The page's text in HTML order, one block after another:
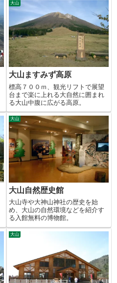
大山
大山ますみず高原
標高７００ｍ、観光リフトで展望
台まで楽に上れる大自然に囲まれ
る大山中腹に広がる高原。
大山
大山自然歴史館
大山寺や大神山神社の歴史を始
め、大山の自然環境などを紹介す
る入館無料の博物館。
大山